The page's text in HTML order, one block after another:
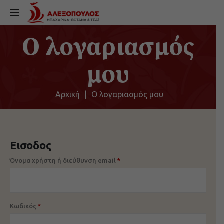
Ο λογαριασμός
μου
Αρχική Ο λογαριασμός μου
Εισοδος
Όνομα χρήστη ή διεύθυνση email *
Κωδικός *